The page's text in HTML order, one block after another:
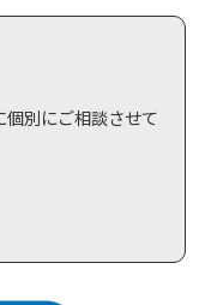
別にご相談させて